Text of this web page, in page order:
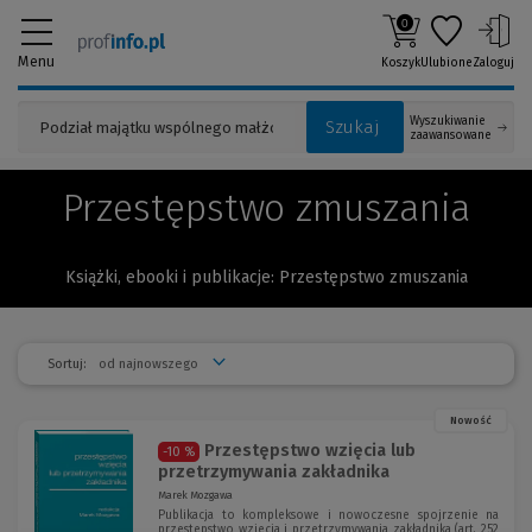
Menu
Szukaj
Wyszukiwanie
zaawansowane
0
KoszykUlubioneZaloguj
Przestępstwo zmuszania
Książki, ebooki i publikacje: Przestępstwo zmuszania
Sortuj:
Nowość
-10 %
Przestępstwo wzięcia lub
przetrzymywania zakładnika
Marek Mozgawa
Publikacja to kompleksowe i nowoczesne spojrzenie na